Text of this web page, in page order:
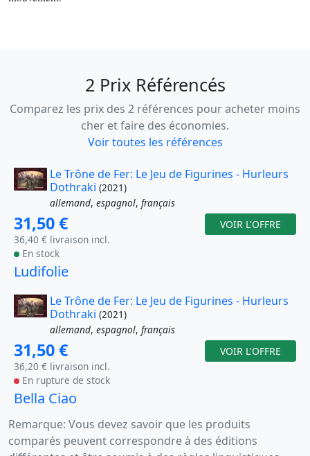
2 Prix Référencés
Comparez les prix des 2 références pour acheter moins
cher et faire des économies.
Voir toutes les références
Le Trône de Fer: Le Jeu de Figurines - Hurleurs
Dothraki (2021)
allemand, espagnol, français
31,50 €
36,40 € livraison incl.
En stock
VOIR L'OFFRE
Ludifolie
Le Trône de Fer: Le Jeu de Figurines - Hurleurs
Dothraki (2021)
allemand, espagnol, français
31,50 €
36,20 € livraison incl.
En rupture de stock
VOIR L'OFFRE
Bella Ciao
Remarque: Vous devez savoir que les produits
comparés peuvent correspondre à des éditions